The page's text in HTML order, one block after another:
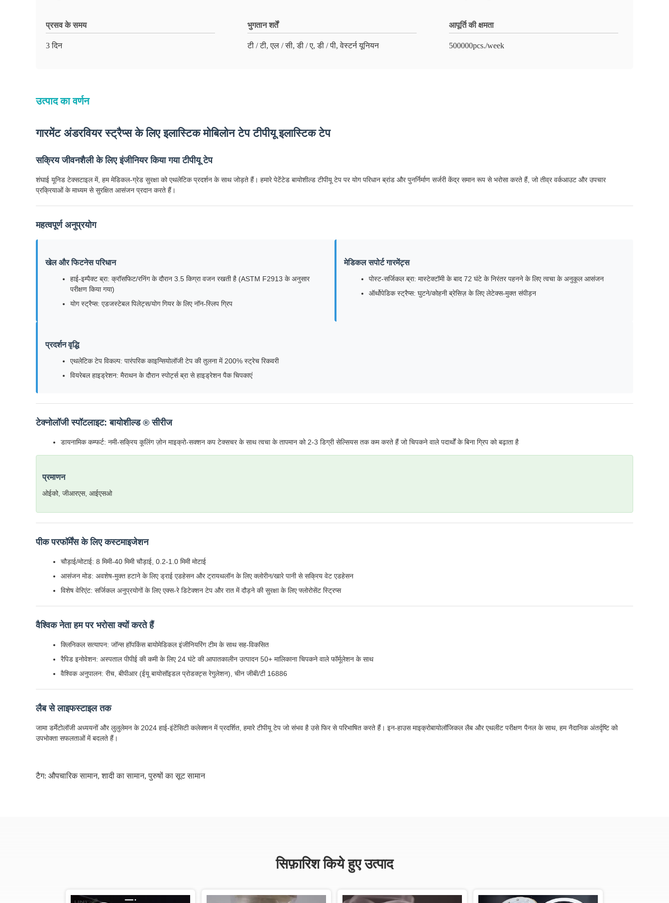
प्रसव के समय
3 दिन
भुगतान शर्तें
टी / टी, एल / सी, डी / ए, डी / पी, वेस्टर्न यूनियन
आपूर्ति की क्षमता
500000pcs./week
उत्पाद का वर्णन
गारमेंट अंडरवियर स्ट्रैप्स के लिए इलास्टिक मोबिलोन टेप टीपीयू इलास्टिक टेप
सक्रिय जीवनशैली के लिए इंजीनियर किया गया टीपीयू टेप
शंघाई यूनिड टेक्सटाइल में, हम मेडिकल-ग्रेड सुरक्षा को एथलेटिक प्रदर्शन के साथ जोड़ते हैं। हमारे पेटेंटेड बायोशील्ड टीपीयू टेप पर योग परिधान ब्रांड और पुनर्निर्माण सर्जरी केंद्र समान रूप से भरोसा करते हैं, जो तीव्र वर्कआउट और उपचार
प्रक्रियाओं के माध्यम से सुरक्षित आसंजन प्रदान करते हैं।
महत्वपूर्ण अनुप्रयोग
खेल और फिटनेस परिधान
हाई-इम्पैक्ट ब्रा: क्रॉसफिट/रनिंग के दौरान 3.5 किग्रा वजन रखती है (ASTM F2913 के अनुसार
परीक्षण किया गया)
योग स्ट्रैप्स: एडजस्टेबल पिलेट्स/योग गियर के लिए नॉन-स्लिप ग्रिप
मेडिकल सपोर्ट गारमेंट्स
पोस्ट-सर्जिकल ब्रा: मास्टेक्टॉमी के बाद 72 घंटे के निरंतर पहनने के लिए त्वचा के अनुकूल आसंजन
ऑर्थोपेडिक स्ट्रैप्स: घुटने/कोहनी ब्रेसिज़ के लिए लेटेक्स-मुक्त संपीड़न
प्रदर्शन वृद्धि
एथलेटिक टेप विकल्प: पारंपरिक काइन्सियोलॉजी टेप की तुलना में 200% स्ट्रेच रिकवरी
वियरेबल हाइड्रेशन: मैराथन के दौरान स्पोर्ट्स ब्रा से हाइड्रेशन पैक चिपकाएं
टेक्नोलॉजी स्पॉटलाइट: बायोशील्ड ® सीरीज
डायनामिक कम्फर्ट: नमी-सक्रिय कूलिंग ज़ोन माइक्रो-सक्शन कप टेक्सचर के साथ त्वचा के तापमान को 2-3 डिग्री सेल्सियस तक कम करते हैं जो चिपकने वाले पदार्थों के बिना ग्रिप को बढ़ाता है
प्रमाणन
ओईको, जीआरएस, आईएसओ
पीक परफॉर्मेंस के लिए कस्टमाइजेशन
चौड़ाई/मोटाई: 8 मिमी-40 मिमी चौड़ाई, 0.2-1.0 मिमी मोटाई
आसंजन मोड: अवशेष-मुक्त हटाने के लिए ड्राई एडहेसन और ट्रायथलॉन के लिए क्लोरीन/खारे पानी से सक्रिय वेट एडहेसन
विशेष वेरिएंट: सर्जिकल अनुप्रयोगों के लिए एक्स-रे डिटेक्शन टेप और रात में दौड़ने की सुरक्षा के लिए फ्लोरोसेंट स्ट्रिप्स
वैश्विक नेता हम पर भरोसा क्यों करते हैं
क्लिनिकल सत्यापन: जॉन्स हॉपकिंस बायोमेडिकल इंजीनियरिंग टीम के साथ सह-विकसित
रैपिड इनोवेशन: अस्पताल पीपीई की कमी के लिए 24 घंटे की आपातकालीन उत्पादन 50+ मालिकाना चिपकने वाले फॉर्मूलेशन के साथ
वैश्विक अनुपालन: रीच, बीपीआर (ईयू बायोसॉइडल प्रोडक्ट्स रेगुलेशन), चीन जीबी/टी 16886
लैब से लाइफस्टाइल तक
जामा डर्मेटोलॉजी अध्ययनों और लुलुलेमन के 2024 हाई-इंटेंसिटी कलेक्शन में प्रदर्शित, हमारे टीपीयू टेप जो संभव है उसे फिर से परिभाषित करते हैं। इन-हाउस माइक्रोबायोलॉजिकल लैब और एथलीट परीक्षण पैनल के साथ, हम नैदानिक ​​अंतर्दृष्टि को
उपभोक्ता सफलताओं में बदलते हैं।
टैग: औपचारिक सामान, शादी का सामान, पुरुषों का सूट सामान
सिफ़ारिश किये हुए उत्पाद